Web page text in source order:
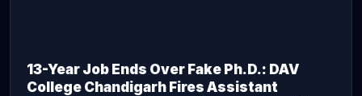
13-Year Job Ends Over Fake Ph.D.: DAV
College Chandigarh Fires Assistant